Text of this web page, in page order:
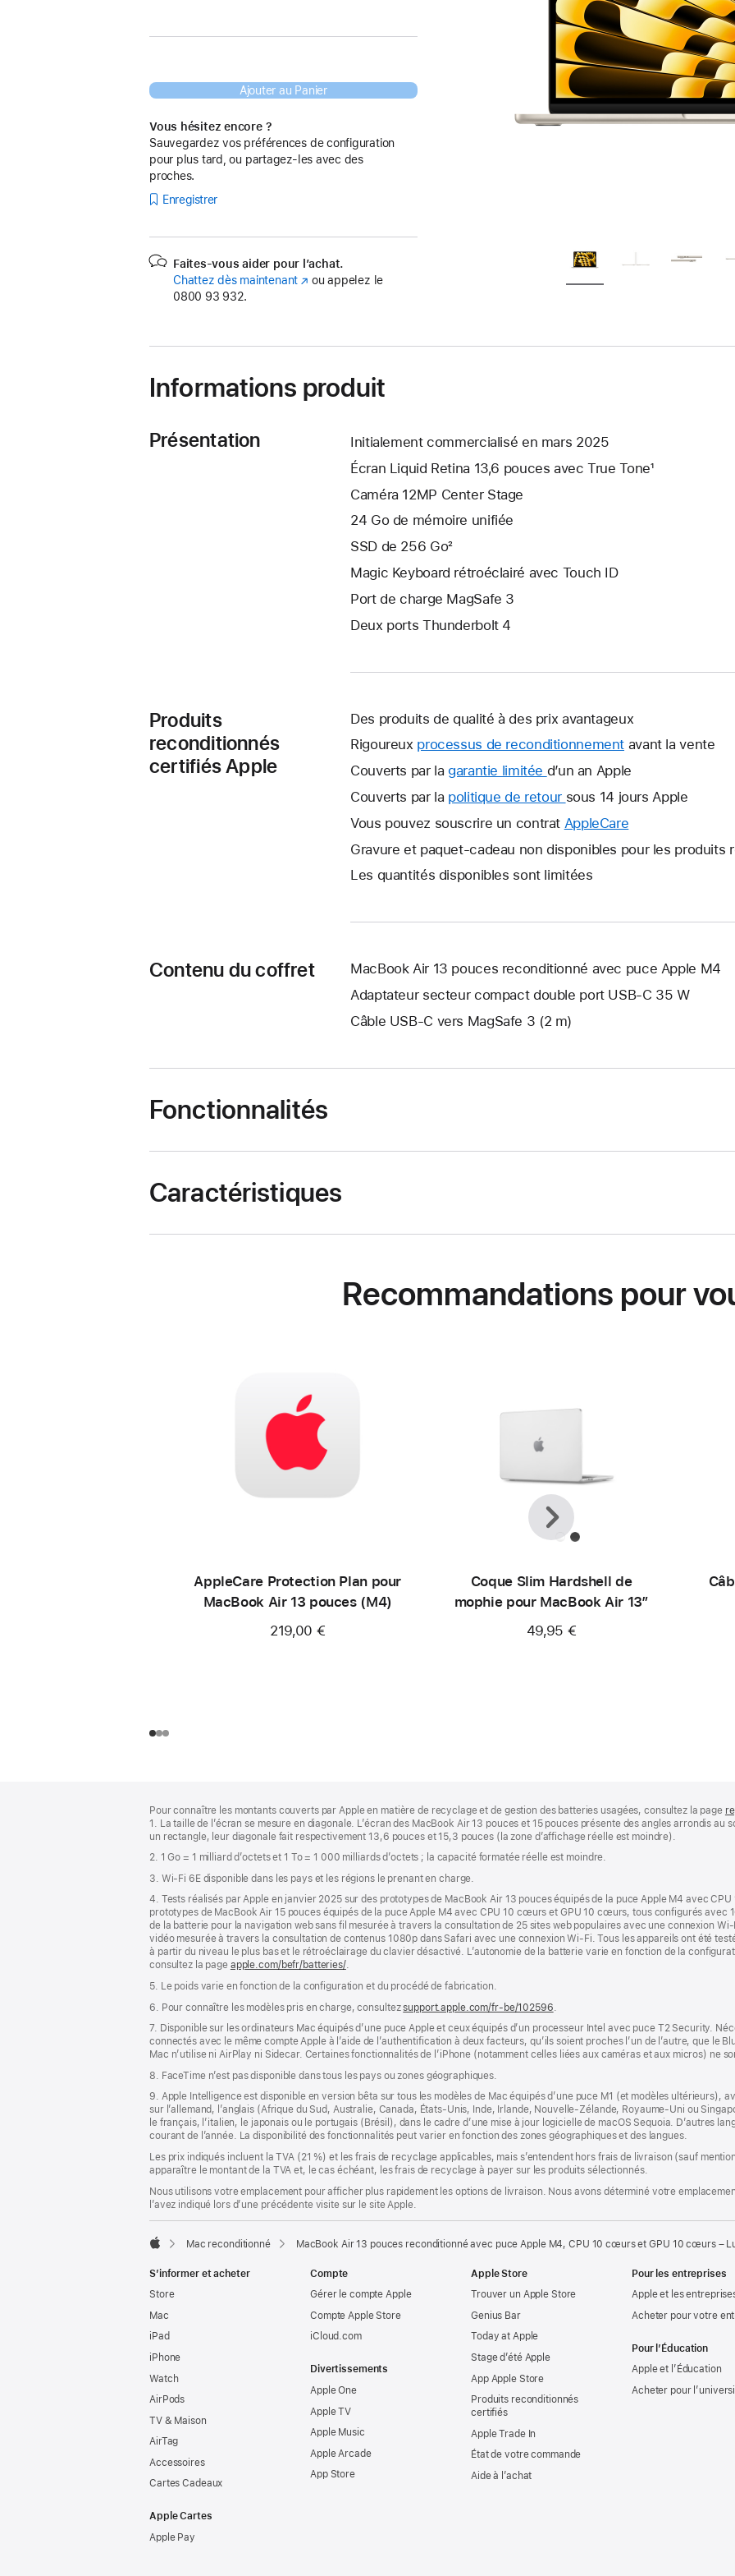
Ajouter au Panier
Vous hésitez encore ?
Sauvegardez vos préférences de configuration
pour plus tard, ou partagez-les avec des
proches.
Enregistrer
Faites-vous aider pour l’achat.
Chattez dès maintenant (s’ouvre
fenêtre)
ou appelez le
0800 93 932.
Informations produit
Présentation
Initialement commercialisé en mars 2025
Écran Liquid Retina 13,6 pouces avec True Tone¹
Caméra 12MP Center Stage
24 Go de mémoire unifiée
SSD de 256 Go²
Magic Keyboard rétroéclairé avec Touch ID
Port de charge MagSafe 3
Deux ports Thunderbolt 4
Produits
reconditionnés
certifiés Apple
Des produits de qualité à des prix avantageux
Rigoureux processus de reconditionnement avant la vente
Couverts par la garantie limitée Une
nouvelle
s’ouvre.
d’un an Apple
Couverts par la politique de retour Une
nouvelle
s’ouvre.
sous 14 jours Apple
Vous pouvez souscrire un contrat AppleCare
nouvelle
Gravure et paquet-cadeau non disponibles pour les produits
Les quantités disponibles sont limitées
Contenu du coffret
MacBook Air 13 pouces reconditionné avec puce Apple M4
Adaptateur secteur compact double port USB-C 35 W
Câble USB-C vers MagSafe 3 (2 m)
Fonctionnalités
Caractéristiques
Recommandations pour
AppleCare Protection Plan pour
MacBook Air 13 pouces (M4)
219,00 €
Coque Slim Hardshell de
mophie pour MacBook Air 13″
49,95 €
Précédent
Suivant
de
page
de
bas
page
Pour connaître les montants couverts par Apple en matière de recyclage et de gestion des batteries usagées, consultez la page
1. La taille de l’écran se mesure en diagonale. L’écran des MacBook Air 13 pouces et 15 pouces présente des angles arrondis au
un rectangle, leur diagonale fait respectivement 13,6 pouces et 15,3 pouces (la zone d’affichage réelle est moindre).
2. 1 Go = 1 milliard d’octets et 1 To = 1 000 milliards d’octets ; la capacité formatée réelle est moindre.
3. Wi-Fi 6E disponible dans les pays et les régions le prenant en charge.
4. Tests réalisés par Apple en janvier 2025 sur des prototypes de MacBook Air 13 pouces équipés de la puce Apple M4 avec
prototypes de MacBook Air 15 pouces équipés de la puce Apple M4 avec CPU 10 cœurs et GPU 10 cœurs, tous configurés avec
de la batterie pour la navigation web sans fil mesurée à travers la consultation de 25 sites web populaires avec une connexion
vidéo mesurée à travers la consultation de contenus 1080p dans Safari avec une connexion Wi-Fi. Tous les appareils ont été
à partir du niveau le plus bas et le rétroéclairage du clavier désactivé. L’autonomie de la batterie varie en fonction de la
consultez la page apple.com/befr/batteries/.
5. Le poids varie en fonction de la configuration et du procédé de fabrication.
6. Pour connaître les modèles pris en charge, consultezsupport.apple.com/fr-be/102596
7. Disponible sur les ordinateurs Mac équipés d’une puce Apple et ceux équipés d’un processeur Intel avec puce T2 Security.
connectés avec le même compte Apple à l’aide de l’authentification à deux facteurs, qu’ils soient proches l’un de l’autre, que le
Mac n’utilise ni AirPlay ni Sidecar. Certaines fonctionnalités de l’iPhone (notamment celles liées aux caméras et aux micros) ne
8. FaceTime n’est pas disponible dans tous les pays ou zones géographiques.
9. Apple Intelligence est disponible en version bêta sur tous les modèles de Mac équipés d’une puce M1 (et modèles ultérieurs),
sur l’allemand, l’anglais (Afrique du Sud, Australie, Canada, États-Unis, Inde, Irlande, Nouvelle-Zélande, Royaume-Uni ou
le français, l’italien, le japonais ou le portugais (Brésil), dans le cadre d’une mise à jour logicielle de macOS Sequoia. D’autres
courant de l’année. La disponibilité des fonctionnalités peut varier en fonction des zones géographiques et des langues.
Les prix indiqués incluent la TVA (21 %) et les frais de recyclage applicables, mais s’entendent hors frais de livraison (sauf
apparaître le montant de la TVA et, le cas échéant, les frais de recyclage à payer sur les produits sélectionnés.
Nous utilisons votre emplacement pour afficher plus rapidement les options de livraison. Nous avons déterminé votre
l’avez indiqué lors d’une précédente visite sur le site Apple.
Mac reconditionné MacBook Air 13 pouces reconditionné avec puce Apple M4, CPU 10 cœurs et GPU 10 cœurs –
S’informer et acheter
Store
Mac
iPad
iPhone
Watch
AirPods
TV & Maison
AirTag
Accessoires
Cartes Cadeaux
Apple Cartes
Apple Pay
Compte
Gérer le compte Apple
Compte Apple Store
iCloud.com
Divertissements
Apple One
Apple TV
Apple Music
Apple Arcade
App Store
Apple Store
Trouver un Apple Store
Genius Bar
Today at Apple
Stage d’été Apple
App Apple Store
Produits reconditionnés
certifiés
Apple Trade In
État de votre commande
Aide à l’achat
Pour les entreprises
Apple et les
Acheter pour votre
Pour l’Éducation
Apple et l’Éducation
Acheter pour